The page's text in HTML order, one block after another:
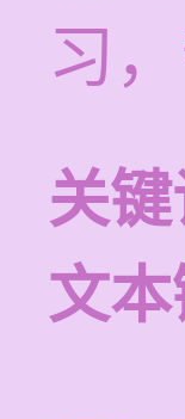
习
关键
文本